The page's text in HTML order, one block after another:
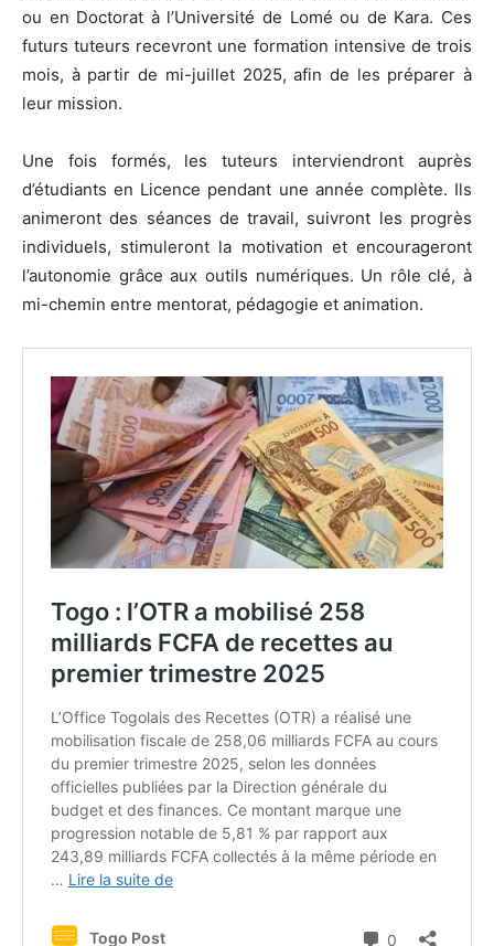
ou en Doctorat à l’Université de Lomé ou de Kara. Ces
futurs tuteurs recevront une formation intensive de trois
mois, à partir de mi-juillet 2025, afin de les préparer à
leur mission.
Une fois formés, les tuteurs interviendront auprès
d’étudiants en Licence pendant une année complète. Ils
animeront des séances de travail, suivront les progrès
individuels, stimuleront la motivation et encourageront
l’autonomie grâce aux outils numériques. Un rôle clé, à
mi-chemin entre mentorat, pédagogie et animation.